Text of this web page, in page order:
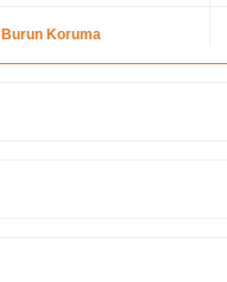
Burun Koruma